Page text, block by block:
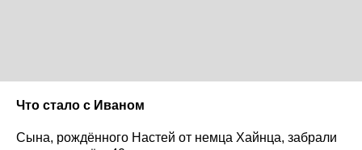
Что стало с Иваном
Сына, рождённого Настей от немца Хайнца, забрали